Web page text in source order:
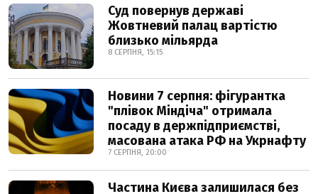
Суд повернув державі
Жовтневий палац вартістю
близько мільярда
8 СЕРПНЯ, 15:15
Новини 7 серпня: фігурантка
"плівок Міндіча" отримала
посаду в держпідприємстві,
масована атака РФ на Укрнафту
7 СЕРПНЯ, 20:00
Частина Києва залишилася без